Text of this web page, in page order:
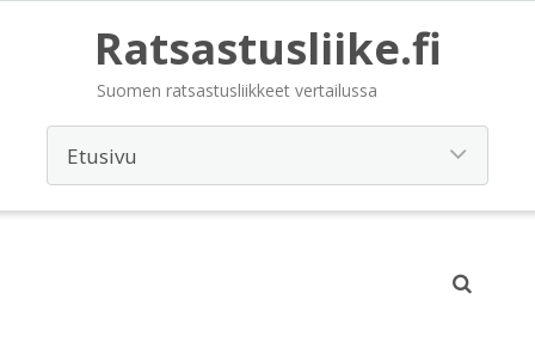
Ratsastusliike.fi
Suomen ratsastusliikkeet vertailussa